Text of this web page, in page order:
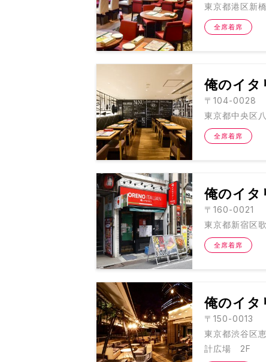
東京都港区新
全席着席
俺のイタ
〒104-0028
東京都中央区
全席着席
俺のイタ
〒160-0021
東京都新宿区
全席着席
俺のイタ
〒150-0013
東京都渋谷区
計広場 2F